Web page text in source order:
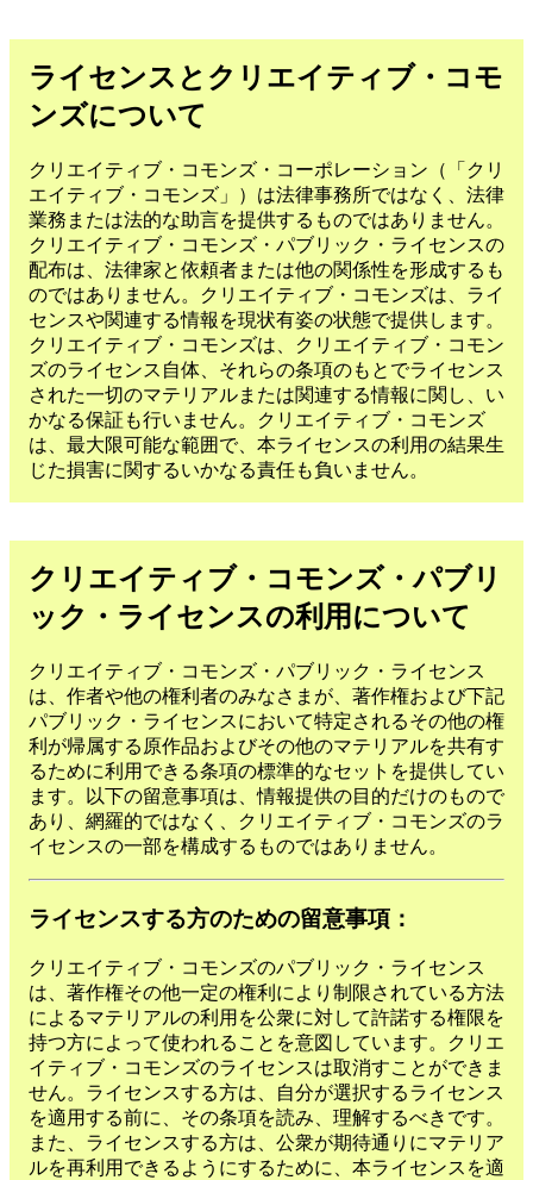
ライセンスとクリエイティブ・コモ
ンズについて
クリエイティブ・コモンズ・コーポレーション（「クリ
エイティブ・コモンズ」）は法律事務所ではなく、法律
業務または法的な助言を提供するものではありません。
クリエイティブ・コモンズ・パブリック・ライセンスの
配布は、法律家と依頼者または他の関係性を形成するも
のではありません。クリエイティブ・コモンズは、ライ
センスや関連する情報を現状有姿の状態で提供します。
クリエイティブ・コモンズは、クリエイティブ・コモン
ズのライセンス自体、それらの条項のもとでライセンス
された一切のマテリアルまたは関連する情報に関し、い
かなる保証も行いません。クリエイティブ・コモンズ
は、最大限可能な範囲で、本ライセンスの利用の結果生
じた損害に関するいかなる責任も負いません。
クリエイティブ・コモンズ・パブリ
ック・ライセンスの利用について
クリエイティブ・コモンズ・パブリック・ライセンス
は、作者や他の権利者のみなさまが、著作権および下記
パブリック・ライセンスにおいて特定されるその他の権
利が帰属する原作品およびその他のマテリアルを共有す
るために利用できる条項の標準的なセットを提供してい
ます。以下の留意事項は、情報提供の目的だけのもので
あり、網羅的ではなく、クリエイティブ・コモンズのラ
イセンスの一部を構成するものではありません。
ライセンスする方のための留意事項：
クリエイティブ・コモンズのパブリック・ライセンス
は、著作権その他一定の権利により制限されている方法
によるマテリアルの利用を公衆に対して許諾する権限を
持つ方によって使われることを意図しています。クリエ
イティブ・コモンズのライセンスは取消すことができま
せん。ライセンスする方は、自分が選択するライセンス
を適用する前に、その条項を読み、理解するべきです。
また、ライセンスする方は、公衆が期待通りにマテリア
ルを再利用できるようにするために、本ライセンスを適